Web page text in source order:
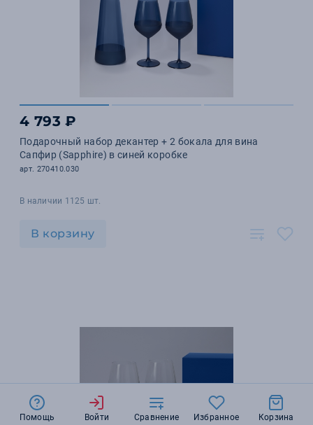
4 793 ₽
Подарочный набор декантер + 2 бокала для вина
Сапфир (Sapphire) в синей коробке
арт. 270410.030
В наличии 1125 шт.
В корзину
Помощь Войти Сравнение Избранное Корзина